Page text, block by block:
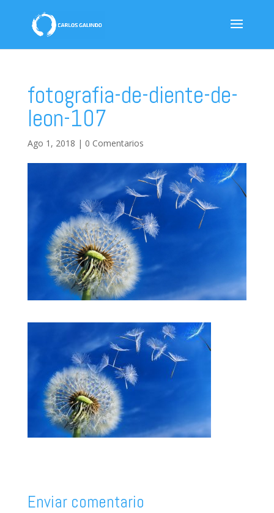
fotografia-de-diente-de-
leon-107
Ago 1, 2018 | 0 Comentarios
Enviar comentario